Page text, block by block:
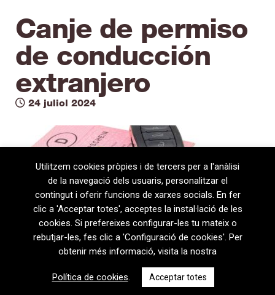
Canje de permiso
de conducción
extranjero
24 juliol 2024
08720 Vilafranca del Penedès · General Prim 5, 2n · Barcelona
T+34 938 170 417 ·
+34 938 170 301
Utilitzem cookies pròpies i de tercers per a l'anàlisi
de la navegació dels usuaris, personalitzar el
contingut i oferir funcions de xarxes socials. En fer
clic a 'Acceptar totes', acceptes la instal·lació de les
cookies. Si prefereixes configurar-les tu mateix o
rebutjar-les, fes clic a 'Configuració de cookies'. Per
obtenir més informació, visita la nostra
Política de cookies. Acceptar totes